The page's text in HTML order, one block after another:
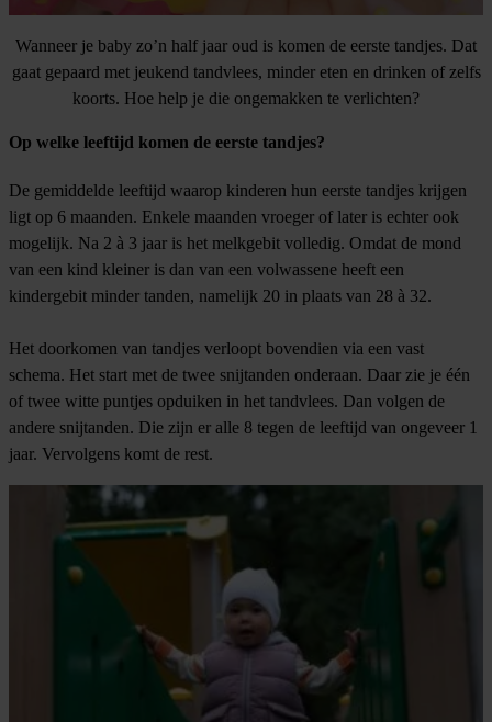
Wanneer je baby zo’n half jaar oud is komen de eerste tandjes. Dat
gaat gepaard met jeukend tandvlees, minder eten en drinken of zelfs
koorts. Hoe help je die ongemakken te verlichten?
Op welke leeftijd komen de eerste tandjes?
De gemiddelde leeftijd waarop kinderen hun eerste tandjes krijgen
ligt op 6 maanden. Enkele maanden vroeger of later is echter ook
mogelijk. Na 2 à 3 jaar is het melkgebit volledig. Omdat de mond
van een kind kleiner is dan van een volwassene heeft een
kindergebit minder tanden, namelijk 20 in plaats van 28 à 32.
Het doorkomen van tandjes verloopt bovendien via een vast
schema. Het start met de twee snijtanden onderaan. Daar zie je één
of twee witte puntjes opduiken in het tandvlees. Dan volgen de
andere snijtanden. Die zijn er alle 8 tegen de leeftijd van ongeveer 1
jaar. Vervolgens komt de rest.